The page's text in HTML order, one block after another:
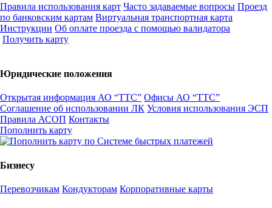
Правила использования карт Часто задаваемые вопросы Проезд
по банковским картам Виртуальная транспортная карта
Инструкции Об оплате проезда с помощью валидатора
Получить карту
Юридические положения
Открытая информация АО “ТТС” Офисы АО “ТТС”
Соглашение об использовании ЛК Условия использования ЭСП
Правила АСОП Контакты
Пополнить карту
Бизнесу
Перевозчикам Кондукторам Корпоративные карты